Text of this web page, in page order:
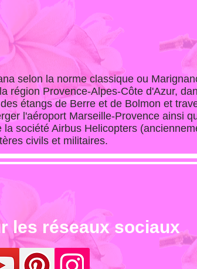
selon la norme classique ou
région Provence-Alpes-Côte d'Azur,
étangs de Berre et de Bolmon et
l'aéroport Marseille-Provence ainsi
société Airbus Helicopters
civils et militaires.
les réseaux sociaux